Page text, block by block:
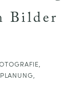
Bilder
,
PLANUNG,